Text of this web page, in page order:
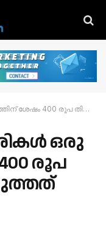
അടുത്തത് എന്താണ്?
ഒരു
രൂപ